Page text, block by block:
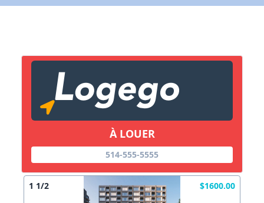
À LOUER
514-555-5555
1 1/2 $1600.00
Lien vers inscription (sera inclus dans courriel)
Copier lien
X Fermer
X Fermer